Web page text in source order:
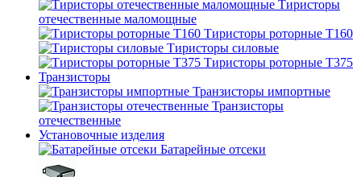
Тиристоры
отечественные маломощные
Тиристоры роторные Т160
Тиристоры силовые
Тиристоры роторные Т375
Транзисторы
Транзисторы импортные
Транзисторы
отечественные
Установочные изделия
Батарейные отсеки